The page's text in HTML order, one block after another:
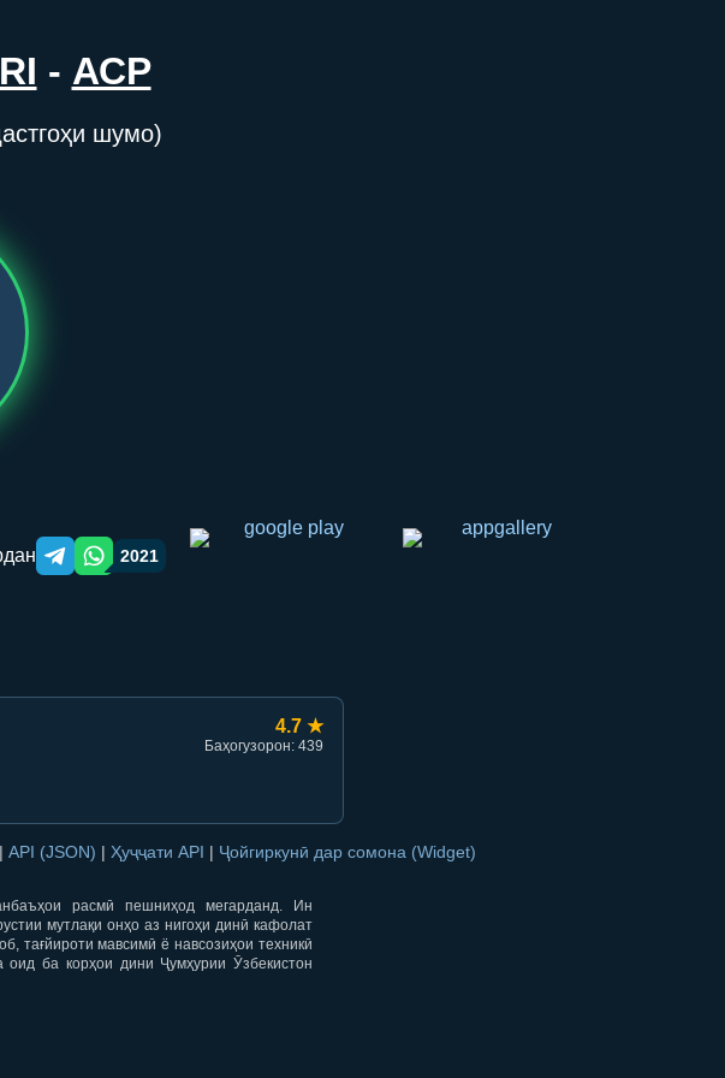
- АСР
шумо)
Telegram orqali ulashish
WhatsApp orqali ulashish
2021
4.7 ★
Баҳогузорон: 439
| API (JSON) | Ҳуҷҷати API | Ҷойгиркунӣ дар сомона (Widget)
расмӣ пешниҳод мегарданд. Ин
мутлақи онҳо аз нигоҳи динӣ кафолат
тағйироти мавсимӣ ё навсозиҳои техникӣ
ба корҳои дини Ҷумҳурии Ӯзбекистон